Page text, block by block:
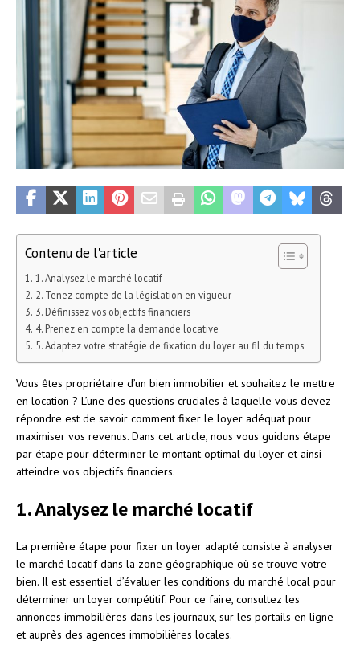
Contenu de l'article
1. Analysez le marché locatif
2. Tenez compte de la législation en vigueur
3. Définissez vos objectifs financiers
4. Prenez en compte la demande locative
5. Adaptez votre stratégie de fixation du loyer au fil du temps
Vous êtes propriétaire d’un bien immobilier et souhaitez le mettre
en location ? L’une des questions cruciales à laquelle vous devez
répondre est de savoir comment fixer le loyer adéquat pour
maximiser vos revenus. Dans cet article, nous vous guidons étape
par étape pour déterminer le montant optimal du loyer et ainsi
atteindre vos objectifs financiers.
1. Analysez le marché locatif
La première étape pour fixer un loyer adapté consiste à analyser
le marché locatif dans la zone géographique où se trouve votre
bien. Il est essentiel d’évaluer les conditions du marché local pour
déterminer un loyer compétitif. Pour ce faire, consultez les
annonces immobilières dans les journaux, sur les portails en ligne
et auprès des agences immobilières locales.